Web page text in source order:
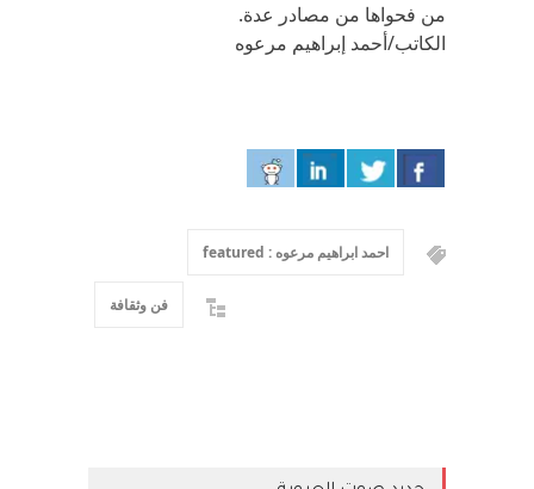
من فحواها من مصادر عدة.
الكاتب/أحمد إبراهيم مرعوه
احمد ابراهيم مرعوه : featured
فن وثقافة